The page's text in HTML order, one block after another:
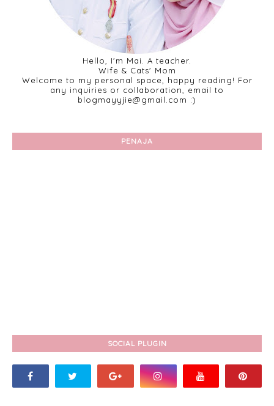
Hello, I'm Mai. A teacher.
Wife & Cats' Mom
Welcome to my personal space, happy reading! For
any inquiries or collaboration, email to
blogmayyjie@gmail.com :)
PENAJA
SOCIAL PLUGIN